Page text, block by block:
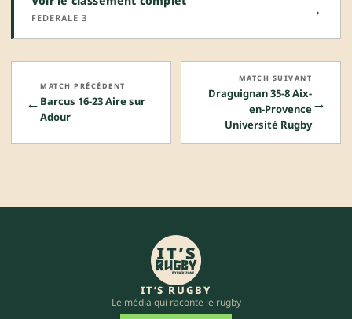
FEDERALE 3 →
←
MATCH PRÉCÉDENT
Barcus 16-23 Aire sur
Adour
→
MATCH SUIVANT
Draguignan 35-8 Aix-
en-Provence
Université Rugby
IT’S RUGBY
Le média qui raconte le rugby